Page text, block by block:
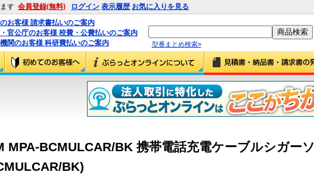
す 会員登録(無料) ログイン 表示履歴 お気に入りを見る
お客様 請求書払いのご案内
官公庁のお客様 校費・公費払いのご案内
関のお客様 科研費払いのご案内
型番まとめ検索»
MPA-BCMULCAR/BK 携帯電話充電ケーブルシガー
BK)